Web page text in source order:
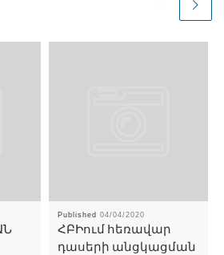
Published 04/04/2020
ՀԲԻում հեռավար
դասերի անցկացման